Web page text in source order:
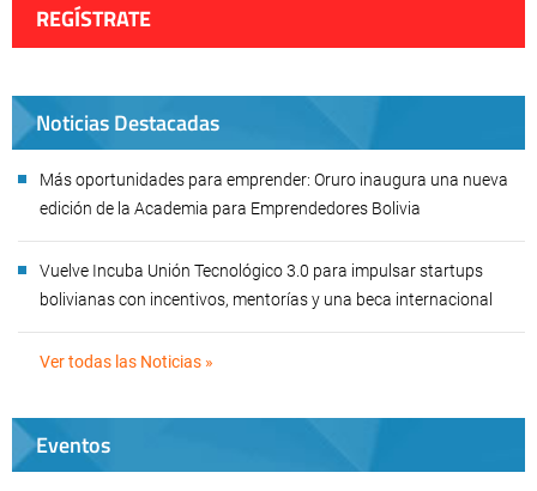
REGÍSTRATE
Noticias Destacadas
Más oportunidades para emprender: Oruro inaugura una nueva
edición de la Academia para Emprendedores Bolivia
Vuelve Incuba Unión Tecnológico 3.0 para impulsar startups
bolivianas con incentivos, mentorías y una beca internacional
Ver todas las Noticias »
Eventos